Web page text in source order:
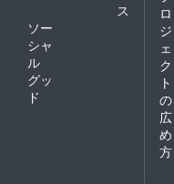
ス
ソー
シャ
ル
グッ
ド
ロ
ジ
ェ
ク
ト
の
広
め
方